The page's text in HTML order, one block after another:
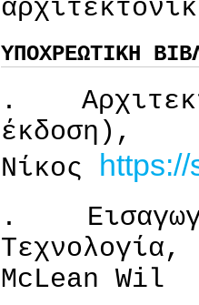
ΥΠΟΧΡΕΩΤΙΚΗ
.
Νίκος
.
McLean Wil